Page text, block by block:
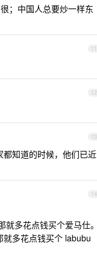
；中国人总要炒一样东
11
12
13
知道的时候，他们已近
14
多花点钱买个爱马仕。
多花点钱买个 labubu